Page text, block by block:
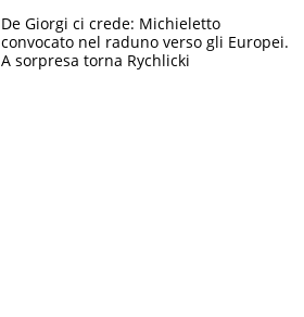
De Giorgi ci crede: Michieletto
convocato nel raduno verso gli Europei.
A sorpresa torna Rychlicki